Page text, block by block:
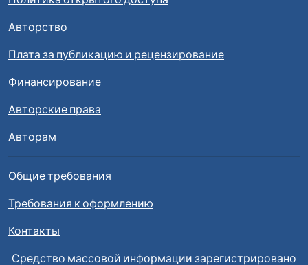
Авторство
Плата за публикацию и рецензирование
Финансирование
Авторские права
Авторам
Общие требования
Требования к оформлению
Контакты
Средство массовой информации зарегистрировано